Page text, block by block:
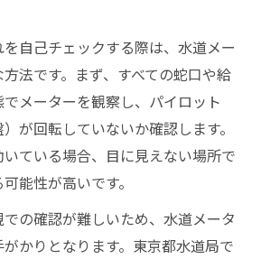
自己チェックする際は、水道メー
法です。まず、すべての蛇口や給
メーターを観察し、パイロット
）が回転していないか確認します。
ている場合、目に見えない場所で
能性が高いです。
の確認が難しいため、水道メータ
かりとなります。東京都水道局で